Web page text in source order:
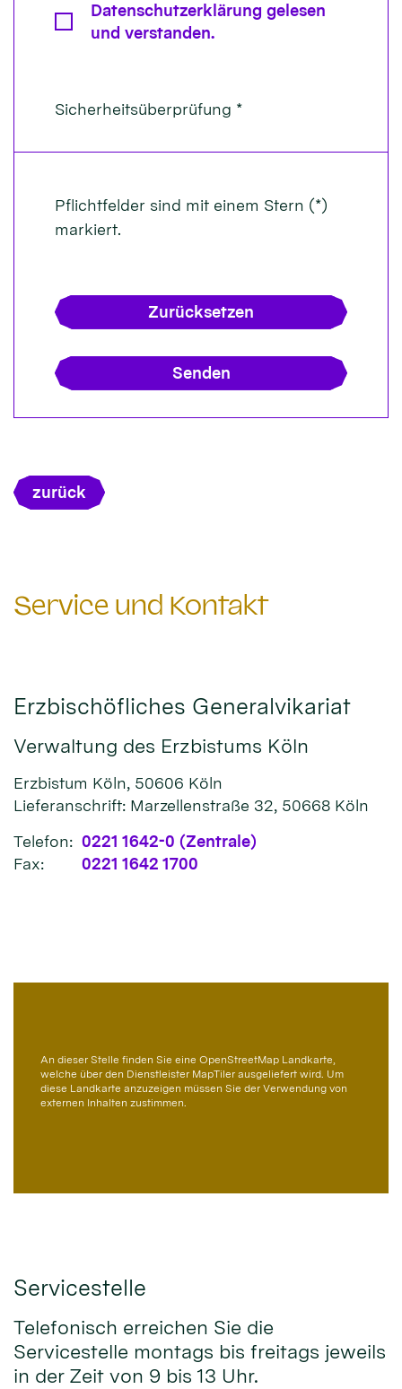
Datenschutzerklärung gelesen
und verstanden.
Sicherheitsüberprüfung *
Pflichtfelder sind mit einem Stern (*)
markiert.
Zurücksetzen
zurück
Service und Kontakt
Erzbischöfliches Generalvikariat
Verwaltung des Erzbistums Köln
Erzbistum Köln, 50606 Köln
Lieferanschrift: Marzellenstraße 32, 50668 Köln
Telefon: 0221 1642-0 (Zentrale)
Fax:
0221 1642 1700
An dieser Stelle finden Sie eine OpenStreetMap Landkarte,
welche über den Dienstleister MapTiler ausgeliefert wird. Um
diese Landkarte anzuzeigen müssen Sie der Verwendung von
externen Inhalten zustimmen.
Servicestelle
Telefonisch erreichen Sie die
Servicestelle montags bis freitags jeweils
in der Zeit von 9 bis 13 Uhr.